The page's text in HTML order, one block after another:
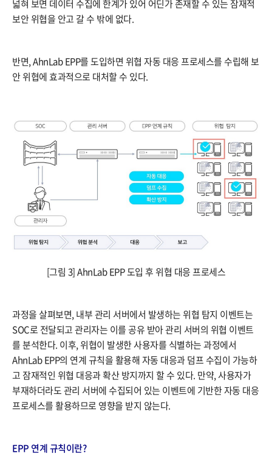
넓혀 보면 데이터 수집에 한계가 있어 어딘가 존재할 수 있는 잠재적
보안 위협을 안고 갈 수 밖에 없다.
반면, AhnLab EPP를 도입하면 위협 자동 대응 프로세스를 수립해 보
안 위협에 효과적으로 대처할 수 있다.
[그림 3] AhnLab EPP 도입 후 위협 대응 프로세스
과정을 살펴보면, 내부 관리 서버에서 발생하는 위협 탐지 이벤트는
SOC로 전달되고 관리자는 이를 공유 받아 관리 서버의 위협 이벤트
를 분석한다. 이후, 위협이 발생한 사용자를 식별하는 과정에서
AhnLab EPP의 연계 규칙을 활용해 자동 대응과 덤프 수집이 가능하
고 잠재적인 위협 대응과 확산 방지까지 할 수 있다. 만약, 사용자가
부재하더라도 관리 서버에 수집되어 있는 이벤트에 기반한 자동 대응
프로세스를 활용하므로 영향을 받지 않는다.
EPP 연계 규칙이란?